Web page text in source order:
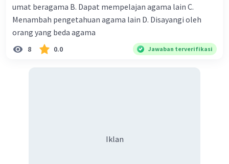
umat beragama B. Dapat mempelajan agama lain C.
Menambah pengetahuan agama lain D. Disayangi oleh
orang yang beda agama
8 0.0 Jawaban terverifikasi
Iklan